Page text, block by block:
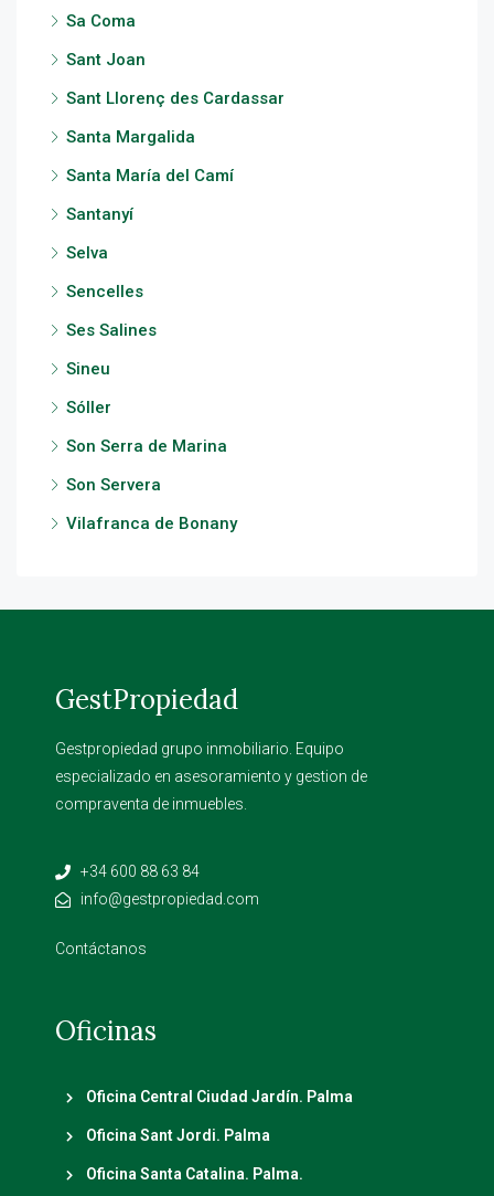
Sa Coma
Sant Joan
Sant Llorenç des Cardassar
Santa Margalida
Santa María del Camí
Santanyí
Selva
Sencelles
Ses Salines
Sineu
Sóller
Son Serra de Marina
Son Servera
Vilafranca de Bonany
GestPropiedad
Gestpropiedad grupo inmobiliario. Equipo
especializado en asesoramiento y gestion de
compraventa de inmuebles.
+34 600 88 63 84
info@gestpropiedad.com
Contáctanos
Oficinas
Oficina Central Ciudad Jardín. Palma
Oficina Sant Jordi. Palma
Oficina Santa Catalina. Palma.